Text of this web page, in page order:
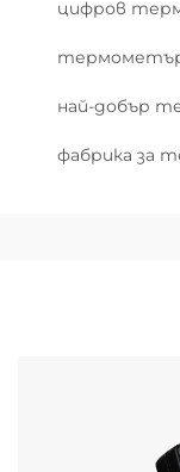
цифров
термометър
най-добър
фабрика за